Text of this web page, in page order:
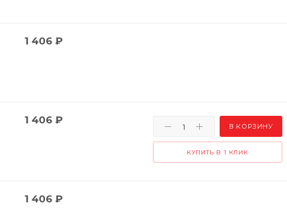
1 406₽
1 406₽
В КОРЗИНУ
КУПИТЬ В 1 КЛИК
1 406₽